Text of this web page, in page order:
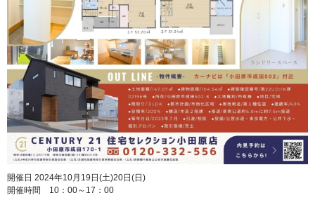
開催日 2024年10月19日(土)20日(日)
開催時間 10：00～17：00